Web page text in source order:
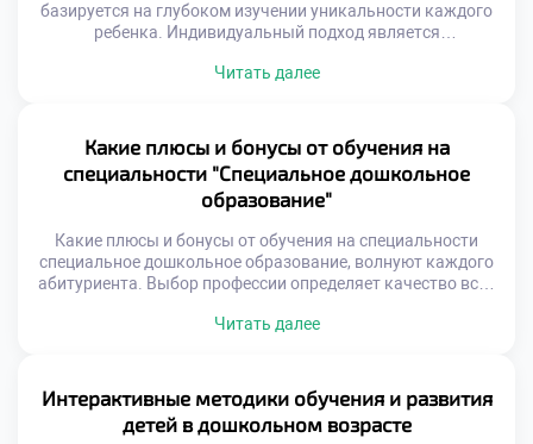
базируется на глубоком изучении уникальности каждого
ребенка. Индивидуальный подход является
понимания особенностей малыша программа остается
в техникум уже сегодня для освоения этого искусства.
Будущие педагоги учатся создавать маршруты развития,
а не шаблоны. Успех коррекции […]
Читать далее
Какие плюсы и бонусы от обучения на
специальности "Специальное дошкольное
образование"
Какие плюсы и бонусы от обучения на специальности
специальное дошкольное образование, волнуют каждого
абитуриента. Выбор профессии определяет качество всей
преимущества и возможности. Они касаются не только
Вы получаете профессию с глубоким смыслом и
стабильностью. Специальное образование находится на
[…]
Читать далее
Интерактивные методики обучения и развития
детей в дошкольном возрасте